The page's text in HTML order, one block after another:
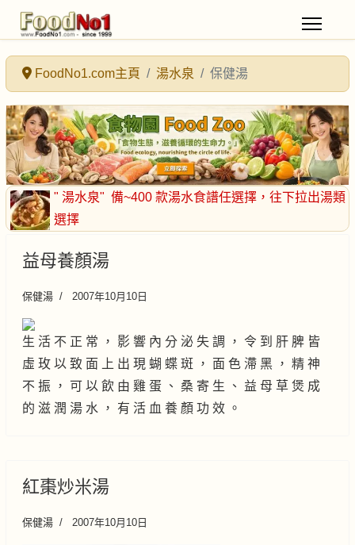
FoodNo1.com主頁 湯水泉 保健湯
" 湯水泉" 備~400 款湯水食譜任選擇 ，往下拉出湯類
選擇
益母養顏湯
保健湯 2007年10月10日
生 活 不 正 常 ， 影 響 內 分 泌 失 調 ， 令 到 肝 脾 皆
虛 玫 以 致 面 上 出 現 蝴 蝶 斑 ， 面 色 滯 黑 ， 精 神
不 振 ， 可 以 飲 由 雞 蛋 、 桑 寄 生 、 益 母 草 煲 成
的 滋 潤 湯 水 ， 有 活 血 養 顏 功 效 。
紅棗炒米湯
保健湯 2007年10月10日